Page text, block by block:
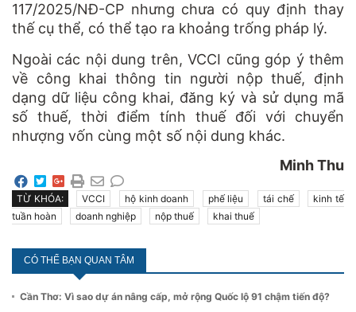
117/2025/NĐ-CP nhưng chưa có quy định thay
thế cụ thể, có thể tạo ra khoảng trống pháp lý.
Ngoài các nội dung trên, VCCI cũng góp ý thêm
về công khai thông tin người nộp thuế, định
dạng dữ liệu công khai, đăng ký và sử dụng mã
số thuế, thời điểm tính thuế đối với chuyển
nhượng vốn cùng một số nội dung khác.
Minh Thu
TỪ KHÓA: VCCI hộ kinh doanh phế liệu tái chế
kinh tế
tuần hoàn
doanh nghiệp nộp thuế khai thuế
CÓ THỂ BẠN QUAN TÂM
Cần Thơ: Vì sao dự án nâng cấp, mở rộng Quốc lộ 91 chậm tiến độ?